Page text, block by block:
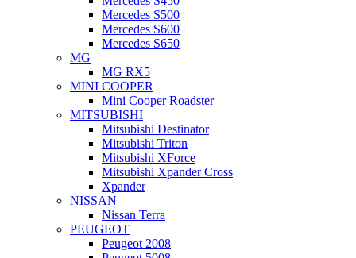
Mercedes S500
Mercedes S600
Mercedes S650
MG
MG RX5
MINI COOPER
Mini Cooper Roadster
MITSUBISHI
Mitsubishi Destinator
Mitsubishi Triton
Mitsubishi XForce
Mitsubishi Xpander Cross
Xpander
NISSAN
Nissan Terra
PEUGEOT
Peugeot 2008